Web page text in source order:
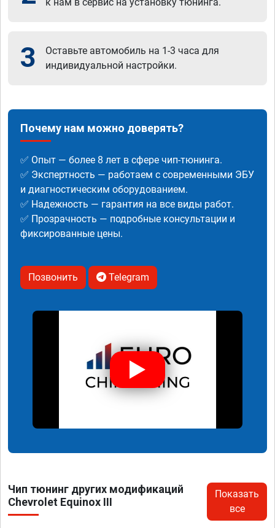
3
Оставьте автомобиль на 1-3 часа для
индивидуальной настройки.
Почему нам можно доверять?
✅ Опыт — более 8 лет в сфере чип-тюнинга.
✅ Экспертность — работаем с современными ЭБУ
и диагностическим оборудованием.
✅ Надежность — гарантия на все виды работ.
✅ Прозрачность — подробные консультации и
фиксированные цены.
Позвонить Telegram
Чип тюнинг других модификаций
Chevrolet Equinox III
Показать
все